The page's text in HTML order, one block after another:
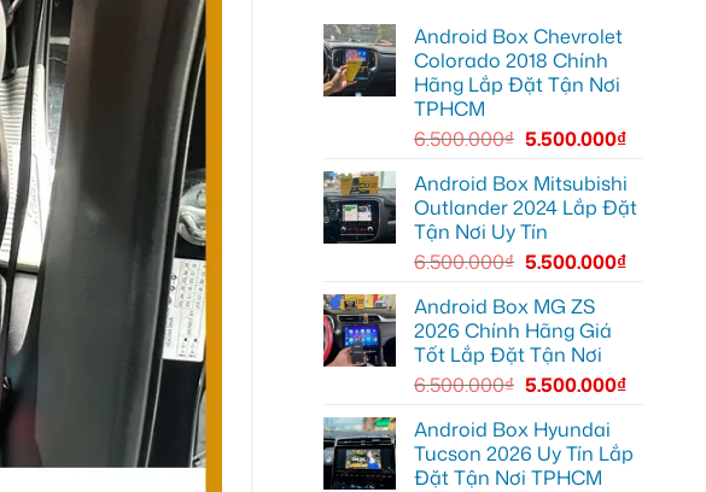
cung
đường
xem
Youtube
Android
box
Geely
EX2
Quận
Gò
xem
YouTube
và
dẫn
đường
Android Box Chevrolet
Colorado 2018 Chính
Hãng Lắp Đặt Tận Nơi
TPHCM
6.500.000₫ 5.500.000₫
Android Box Mitsubishi
Outlander 2024 Lắp Đặt
Tận Nơi Uy Tín
6.500.000₫ 5.500.000₫
Android Box MG ZS
2026 Chính Hãng Giá
Tốt Lắp Đặt Tận Nơi
6.500.000₫ 5.500.000₫
Android Box Hyundai
Tucson 2026 Uy Tín Lắp
Đặt Tận Nơi TPHCM